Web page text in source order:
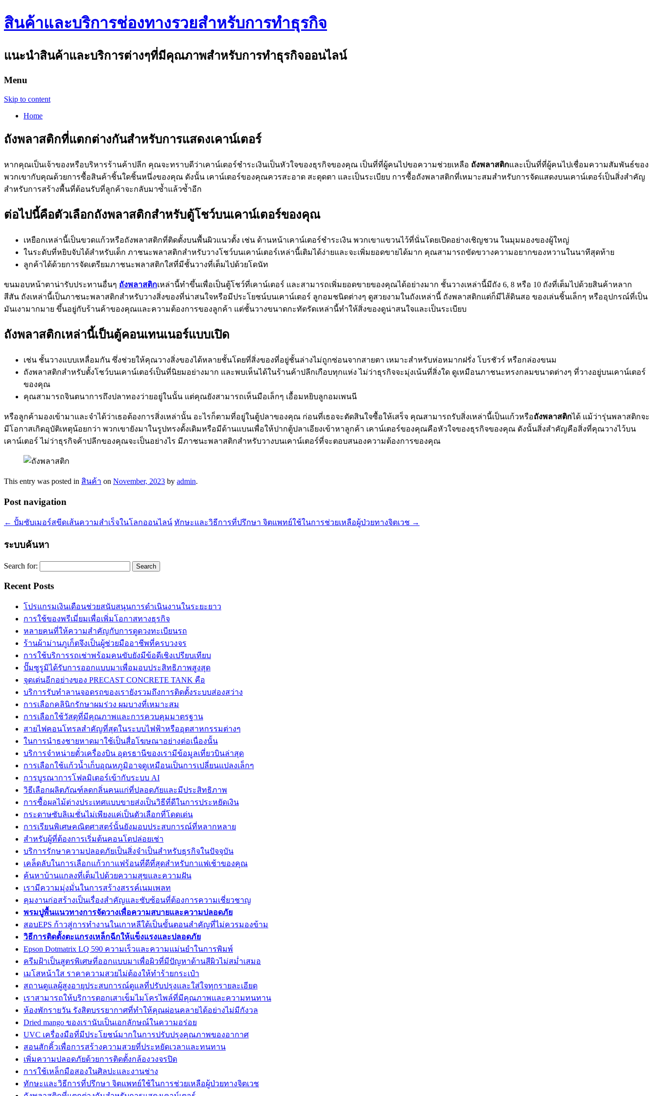
สินค้าและบริการช่องทางรวยสำหรับการทำธุรกิจ
แนะนำสินค้าและบริการต่างๆที่มีคุณภาพสำหรับการทำธุรกิจออนไลน์
Menu
Skip to content
Home
ถังพลาสติกที่แตกต่างกันสำหรับการแสดงเคาน์เตอร์
หากคุณเป็นเจ้าของหรือบริหารร้านค้าปลีก คุณจะทราบดีว่าเคาน์เตอร์ชำระเงินเป็นหัวใจของธุรกิจของคุณ เป็นที่ที่ผู้คนไปขอความช่วยเหลือ ถังพลาสติกและเป็นที่ที่ผู้คนไปเชื่อมความสัมพันธ์ของ
พวกเขากับคุณด้วยการซื้อสินค้าชิ้นใดชิ้นหนึ่งของคุณ ดังนั้น เคาน์เตอร์ของคุณควรสะอาด สะดุดตา และเป็นระเบียบ การซื้อถังพลาสติกที่เหมาะสมสำหรับการจัดแสดงบนเคาน์เตอร์เป็นสิ่งสำคัญ
สำหรับการสร้างพื้นที่ต้อนรับที่ลูกค้าจะกลับมาซ้ำแล้วซ้ำอีก
ต่อไปนี้คือตัวเลือกถังพลาสติกสำหรับตู้โชว์บนเคาน์เตอร์ของคุณ
เหยือกเหล่านี้เป็นขวดแก้วหรือถังพลาสติกที่ติดตั้งบนพื้นผิวแนวตั้ง เช่น ด้านหน้าเคาน์เตอร์ชำระเงิน พวกเขาแขวนไว้ที่นั่นโดยเปิดอย่างเชิญชวน ในมุมมองของผู้ใหญ่
ในระดับที่หยิบจับได้สำหรับเด็ก ภาชนะพลาสติกสำหรับวางโชว์บนเคาน์เตอร์เหล่านี้เติมได้ง่ายและจะเพิ่มยอดขายได้มาก คุณสามารถขัดขวางความอยากของหวานในนาทีสุดท้าย
ลูกค้าได้ด้วยการจัดเตรียมภาชนะพลาสติกใสที่มีชั้นวางที่เต็มไปด้วยโดนัท
ขนมอบหน้าตาน่ารับประทานอื่นๆ ถังพลาสติกเหล่านี้ทำขึ้นเพื่อเป็นตู้โชว์ที่เคาน์เตอร์ และสามารถเพิ่มยอดขายของคุณได้อย่างมาก ชั้นวางเหล่านี้มีถัง 6, 8 หรือ 10 ถังที่เต็มไปด้วยสินค้าหลาก
สีสัน ถังเหล่านี้เป็นภาชนะพลาสติกสำหรับวางสิ่งของที่น่าสนใจหรือมีประโยชน์บนเคาน์เตอร์ ลูกอมชนิดต่างๆ ดูสวยงามในถังเหล่านี้ ถังพลาสติกแต่ก็มีไส้ดินสอ ของเล่นชิ้นเล็กๆ หรืออุปกรณ์ที่เป็น
มันเงามากมาย ขึ้นอยู่กับร้านค้าของคุณและความต้องการของลูกค้า แต่ชั้นวางขนาดกะทัดรัดเหล่านี้ทำให้สิ่งของดูน่าสนใจและเป็นระเบียบ
ถังพลาสติกเหล่านี้เป็นตู้คอนเทนเนอร์แบบเปิด
เช่น ชั้นวางแบบเหลื่อมกัน ซึ่งช่วยให้คุณวางสิ่งของได้หลายชั้นโดยที่สิ่งของที่อยู่ชั้นล่างไม่ถูกซ่อนจากสายตา เหมาะสำหรับห่อหมากฝรั่ง โบรชัวร์ หรือกล่องขนม
ถังพลาสติกสำหรับตั้งโชว์บนเคาน์เตอร์เป็นที่นิยมอย่างมาก และพบเห็นได้ในร้านค้าปลีกเกือบทุกแห่ง ไม่ว่าธุรกิจจะมุ่งเน้นที่สิ่งใด ดูเหมือนภาชนะทรงกลมขนาดต่างๆ ที่วางอยู่บนเคาน์เตอร์
ของคุณ
คุณสามารถจินตนาการถึงปลาทองว่ายอยู่ในนั้น แต่คุณยังสามารถเห็นมือเล็กๆ เอื้อมหยิบลูกอมเพนนี
หรือลูกค้ามองเข้ามาและจำได้ว่าเธอต้องการสิ่งเหล่านั้น อะไรก็ตามที่อยู่ในตู้ปลาของคุณ ก่อนที่เธอจะตัดสินใจซื้อให้เสร็จ คุณสามารถรับสิ่งเหล่านี้เป็นแก้วหรือถังพลาสติกได้ แม้ว่ารุ่นพลาสติกจะ
มีโอกาสเกิดอุบัติเหตุน้อยกว่า พวกเขายังมาในรูปทรงดั้งเดิมหรือมีด้านแบนเพื่อให้ปากตู้ปลาเอียงเข้าหาลูกค้า เคาน์เตอร์ของคุณคือหัวใจของธุรกิจของคุณ ดังนั้นสิ่งสำคัญคือสิ่งที่คุณวางไว้บน
เคาน์เตอร์ ไม่ว่าธุรกิจค้าปลีกของคุณจะเป็นอย่างไร มีภาชนะพลาสติกสำหรับวางบนเคาน์เตอร์ที่จะตอบสนองความต้องการของคุณ
This entry was posted in สินค้า on November, 2023 by admin.
Post navigation
← ปั้มซับเมอร์สขีดเส้นความสำเร็จในโลกออนไลน์ ทักษะและวิธีการที่ปรึกษา จิตแพทย์ใช้ในการช่วยเหลือผู้ป่วยทางจิตเวช →
ระบบค้นหา
Search for:
Recent Posts
โปรแกรมเงินเดือนช่วยสนับสนุนการดำเนินงานในระยะยาว
การใช้ของพรีเมี่ยมเพื่อเพิ่มโอกาสทางธุรกิจ
หลายคนที่ให้ความสำคัญกับการดูดวงทะเบียนรถ
ร้านผ้าม่านภูเก็ตจึงเป็นผู้ช่วยมืออาชีพที่ครบวงจร
การใช้บริการรถเช่าพร้อมคนขับยังมีข้อดีเชิงเปรียบเทียบ
ปั๊มซูรูมิได้รับการออกแบบมาเพื่อมอบประสิทธิภาพสูงสุด
จุดเด่นอีกอย่างของ PRECAST CONCRETE TANK คือ
บริการรับทำลานจอดรถของเรายังรวมถึงการติดตั้งระบบส่องสว่าง
การเลือกคลินิกรักษาผมร่วง ผมบางที่เหมาะสม
การเลือกใช้วัสดุที่มีคุณภาพและการควบคุมมาตรฐาน
สายไฟคอนโทรลสำคัญที่สุดในระบบไฟฟ้าหรืออุตสาหกรรมต่างๆ
ในการนำธงชายหาดมาใช้เป็นสื่อโฆษณาอย่างต่อเนื่องนั้น
บริการจำหน่ายตั๋วเครื่องบิน อุดรธานีของเรามีข้อมูลเที่ยวบินล่าสุด
การเลือกใช้แก้วน้ำเก็บอุณหภูมิอาจดูเหมือนเป็นการเปลี่ยนแปลงเล็กๆ
การบูรณาการโฟลมิเตอร์เข้ากับระบบ AI
วิธีเลือกผลิตภัณฑ์ลดกลิ่นคนแก่ที่ปลอดภัยและมีประสิทธิภาพ
การซื้อผลไม้ต่างประเทศแบบขายส่งเป็นวิธีที่ดีในการประหยัดเงิน
กระดาษซับลิเมชั่นไม่เพียงแค่เป็นตัวเลือกที่โดดเด่น
การเรียนพิเศษคณิตศาสตร์นั้นยังมอบประสบการณ์ที่หลากหลาย
สำหรับผู้ที่ต้องการเริ่มต้นคอนโดปล่อยเช่า
บริการรักษาความปลอดภัยเป็นสิ่งจำเป็นสำหรับธุรกิจในปัจจุบัน
เคล็ดลับในการเลือกแก้วกาแฟร้อนที่ดีที่สุดสำหรับกาแฟเช้าของคุณ
ค้นหาบ้านแกลงที่เต็มไปด้วยความสุขและความฝัน
เรามีความมุ่งมั่นในการสร้างสรรค์เนมเพลท
คุมงานก่อสร้างเป็นเรื่องสำคัญและซับซ้อนที่ต้องการความเชี่ยวชาญ
พรมปูพื้นแนวทางการจัดวางเพื่อความสบายและความปลอดภัย
สอบEPS ก้าวสู่การทำงานในเกาหลีใต้เป็นขั้นตอนสำคัญที่ไม่ควรมองข้าม
วิธีการติดตั้งตะแกรงเหล็กฉีกให้แข็งแรงและปลอดภัย
Epson Dotmatrix LQ 590 ความเร็วและความแม่นยำในการพิมพ์
ครีมฝ้าเป็นสูตรพิเศษที่ออกแบบมาเพื่อผิวที่มีปัญหาด้านสีผิวไม่สม่ำเสมอ
เมโสหน้าใส ราคาความสวยไม่ต้องให้ทำร้ายกระเป๋า
สถานดูแลผู้สูงอายุประสบการณ์ดูแลที่ปรับปรุงและใส่ใจทุกรายละเอียด
เราสามารถให้บริการตอกเสาเข็มไมโครไพล์ที่มีคุณภาพและความทนทาน
ห้องพักรายวัน รังสิตบรรยากาศที่ทำให้คุณผ่อนคลายได้อย่างไม่มีกังวล
Dried mango ของเรานับเป็นเอกลักษณ์ในความอร่อย
UVC เครื่องมือที่มีประโยชน์มากในการปรับปรุงคุณภาพของอากาศ
สอนสักคิ้วเพื่อการสร้างความสวยที่ประหยัดเวลาและทนทาน
เพิ่มความปลอดภัยด้วยการติดตั้งกล้องวงจรปิด
การใช้เหล็กมือสองในศิลปะและงานช่าง
ทักษะและวิธีการที่ปรึกษา จิตแพทย์ใช้ในการช่วยเหลือผู้ป่วยทางจิตเวช